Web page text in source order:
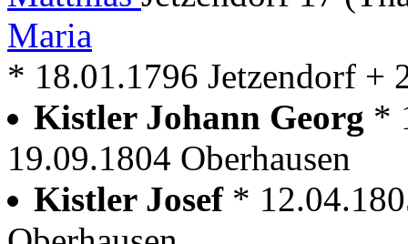
Maria
* 18.01.1796 Jetzendorf +
Kistler Johann Georg *
19.09.1804 Oberhausen
Kistler Josef *